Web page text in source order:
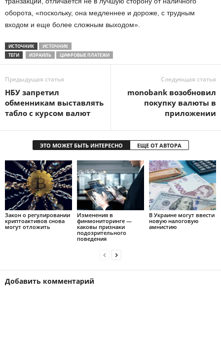
оборота, «поскольку, она медленнее и дороже, с трудным
входом и еще более сложным выходом».
ИСТОЧНИК
ИСТОЧНИК
ТЕГИ
ИЗРАИЛЬ ЦИФРОВЫЕ ПЛАТЕЖИ
Предыдущая статья
НБУ запретил
обменникам выставлять
табло с курсом валют
Следующая статья
monobank возобновил
покупку валюты в
приложении
ЭТО МОЖЕТ БЫТЬ ИНТЕРЕСНО ЕЩЕ ОТ АВТОРА
Закон о регулировании
криптоактивов снова
могут отложить
Изменения в
финмониторинге —
каковы признаки
подозрительного
поведения
В Украине могут ввести
новую налоговую
амнистию
Добавить комментарий